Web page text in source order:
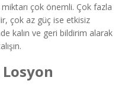
miktarı çok önemli. Çok fazla
çok az güç ise etkisiz
kalın ve geri bildirim alarak